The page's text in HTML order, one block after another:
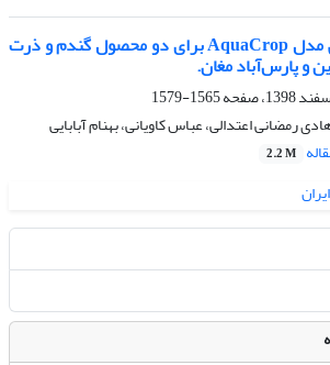
آنالیز حساسیت موضعی مدل AquaCrop برای دو محصول گندم و ذرت
و پارس‌آباد مغان.
1565-1579
رمضانی اعتدالی، عباس کاویانی، بهنام آبابایی
2.2 M